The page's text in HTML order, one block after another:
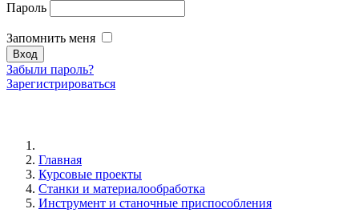
Пароль
Запомнить меня
Забыли пароль?
Зарегистрироваться
Главная
Курсовые проекты
Станки и материалообработка
Инструмент и станочные приспособления